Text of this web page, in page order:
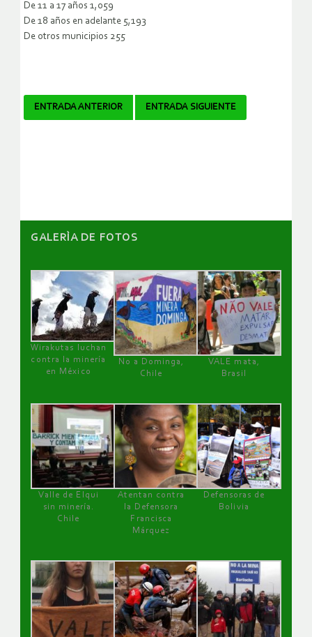
De 11 a 17 años 1,059
De 18 años en adelante 5,193
De otros municipios 255
Navegador
ENTRADA ANTERIOR ENTRADA SIGUIENTE
GALERÌA DE FOTOS
Wirakutas luchan
contra la minería
en México
No a Dominga,
Chile
VALE mata,
Brasil
Valle de Elqui
sin minería.
Chile
Atentan contra
la Defensora
Francisca
Márquez
Defensoras de
Bolivia